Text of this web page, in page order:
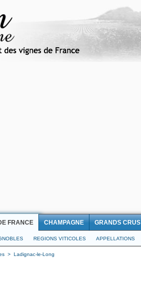
FRANCE CHAMPAGNE GRANDS CRUS
REGIONS VITICOLES APPELLATIONS
> Ladignac-le-Long